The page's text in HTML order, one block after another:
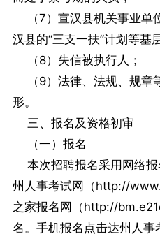
（7）宣汉县机关事业单
汉县的“三支一扶”计划等基
（8）失信被执行人；
（9）法律、法规、规章
形。
三、报名及资格初审
（一）报名
本次招聘报名采用网络报
州人事考试网（http://
之家报名网（http://
名。手机报名点击达州人事